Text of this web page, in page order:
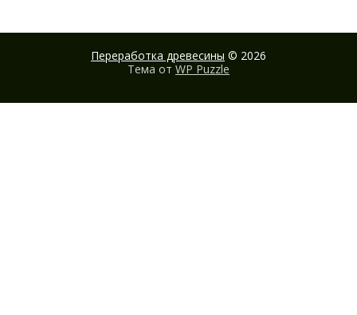
Переработка древесины © 2026
Тема от WP Puzzle